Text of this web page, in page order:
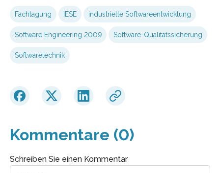
Fachtagung IESE industrielle Softwareentwicklung
Software Engineering 2009 Software-Qualitätssicherung
Softwaretechnik
Kommentare (0)
Schreiben Sie einen Kommentar